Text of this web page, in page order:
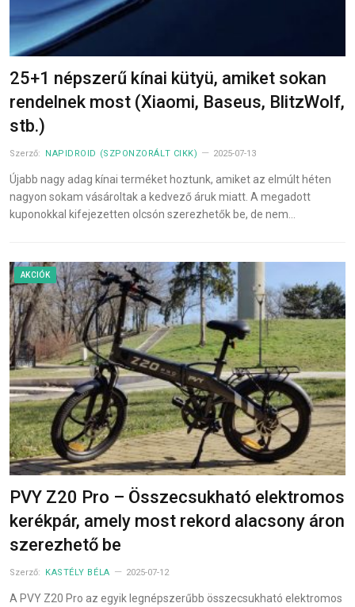
25+1 népszerű kínai kütyü, amiket sokan
rendelnek most (Xiaomi, Baseus, BlitzWolf,
stb.)
Szerző: NAPIDROID (SZPONZORÁLT CIKK) 2025-07-13
Újabb nagy adag kínai terméket hoztunk, amiket az elmúlt héten
nagyon sokam vásároltak a kedvező áruk miatt. A megadott
kuponokkal kifejezetten olcsón szerezhetők be, de nem…
AKCIÓK
PVY Z20 Pro – Összecsukható elektromos
kerékpár, amely most rekord alacsony áron
szerezhető be
Szerző: KASTÉLY BÉLA 2025-07-12
A PVY Z20 Pro az egyik legnépszerűbb összecsukható elektromos